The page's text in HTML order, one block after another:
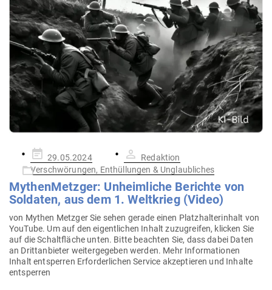
Gepostet
am
29.05.2024
Redaktion
Verschwörungen, Enthüllungen & Unglaubliches
Mythen­Metzger: Unheim­liche Berichte von
Sol­daten, aus dem 1. Welt­krieg (Video)
von Mythen Metzger Sie sehen gerade einen Platz­hal­ter­inhalt von
YouTube. Um auf den eigent­lichen Inhalt zuzu­greifen, klicken Sie
auf die Schalt­fläche unten. Bitte beachten Sie, dass dabei Daten
an Dritt­an­bieter wei­ter­ge­geben werden. Mehr Infor­ma­tionen
Inhalt ent­sperren Erfor­der­lichen Service akzep­tieren und Inhalte
entsperren